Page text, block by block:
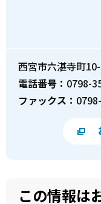
西宮市六湛寺町
電話番号： 0798-
ファックス：
この情報は